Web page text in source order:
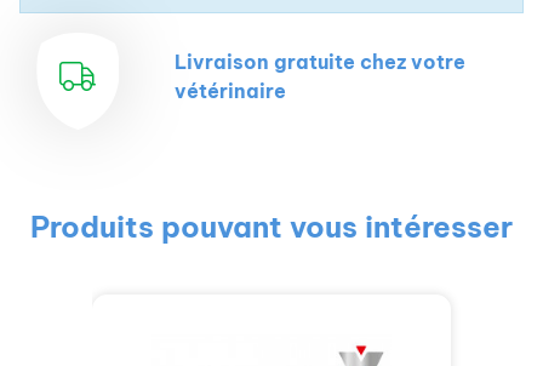
Livraison gratuite chez votre
vétérinaire
Produits pouvant vous intéresser